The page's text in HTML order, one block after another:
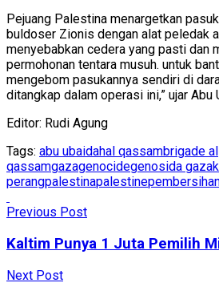
Pejuang Palestina menargetkan
buldoser Zionis dengan alat peledak
menyebabkan cedera yang pasti dan
permohonan tentara musuh. untuk
mengebom pasukannya sendiri di
ditangkap dalam operasi ini,” ujar Abu
Editor: Rudi Agung
Tags: abu ubaidahal qassambrigade al
qassamgazagenocidegenosida gaza
perangpalestinapalestine
Previous Post
Kaltim Punya 1 Juta Pemilih
Next Post